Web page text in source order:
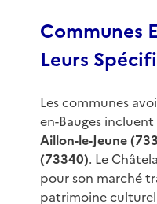
Communes
Leurs
Les communes
en-Bauges incluent
Aillon-le-Jeune
(73340). Le
pour son marché
patrimoine